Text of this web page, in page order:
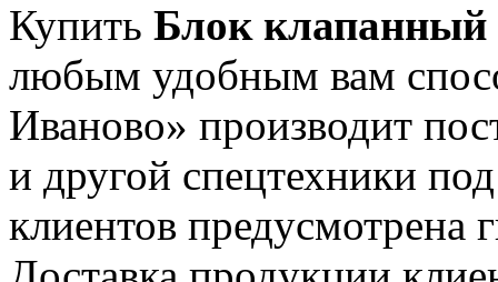
Купить Блок клапанный
любым удобным вам
Иваново» производит
и другой спецтехники
клиентов предусмотрена